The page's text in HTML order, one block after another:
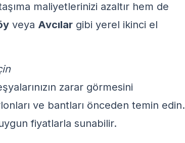
maliyetlerinizi azaltır hem de
veya Avcılar gibi yerel ikinci el
zarar görmesini
ve bantları önceden temin edin.
fiyatlarla sunabilir.